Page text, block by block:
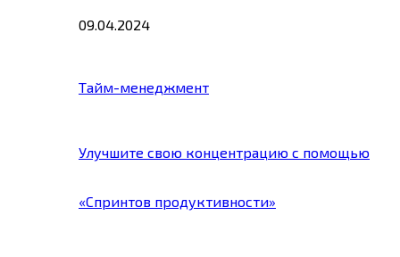
09.04.2024
Тайм-менеджмент
Улучшите свою концентрацию с помощью
«Спринтов продуктивности»